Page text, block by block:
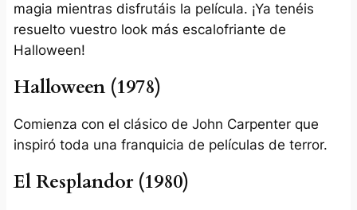
magia mientras disfrutáis la película. ¡Ya tenéis
resuelto vuestro look más escalofriante de
Halloween!
Halloween (1978)
Comienza con el clásico de John Carpenter que
inspiró toda una franquicia de películas de terror.
El Resplandor (1980)